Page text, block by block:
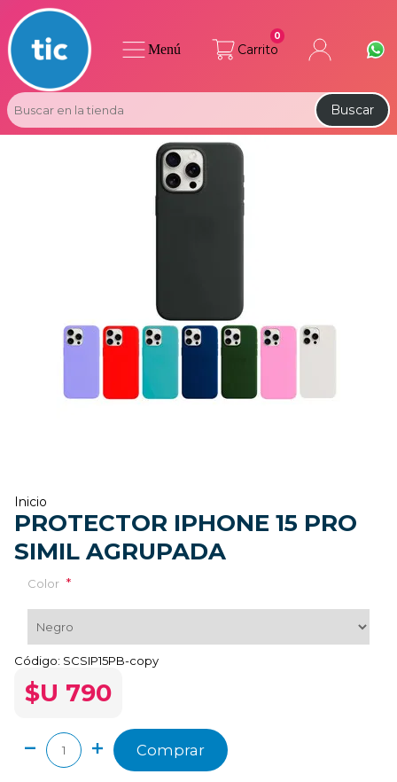
Carrito
0
Buscar
Menú
Inicio
PROTECTOR IPHONE 15 PRO
SIMIL AGRUPADA
Color *
Código: SCSIP15PB-copy
$U 790
Comprar